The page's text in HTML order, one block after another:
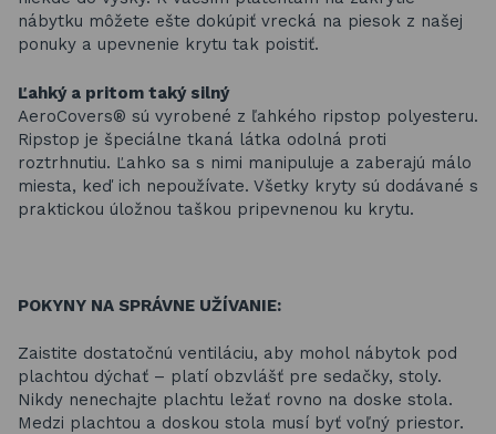
nábytku môžete ešte dokúpiť vrecká na piesok z našej
ponuky a upevnenie krytu tak poistiť.
Ľahký a pritom taký silný
AeroCovers® sú vyrobené z ľahkého ripstop polyesteru.
Ripstop je špeciálne tkaná látka odolná proti
roztrhnutiu. Ľahko sa s nimi manipuluje a zaberajú málo
miesta, keď ich nepoužívate. Všetky kryty sú dodávané s
praktickou úložnou taškou pripevnenou ku krytu.
POKYNY NA SPRÁVNE UŽÍVANIE:
Zaistite dostatočnú ventiláciu, aby mohol nábytok pod
plachtou dýchať – platí obzvlášť pre sedačky, stoly.
Nikdy nenechajte plachtu ležať rovno na doske stola.
Medzi plachtou a doskou stola musí byť voľný priestor.